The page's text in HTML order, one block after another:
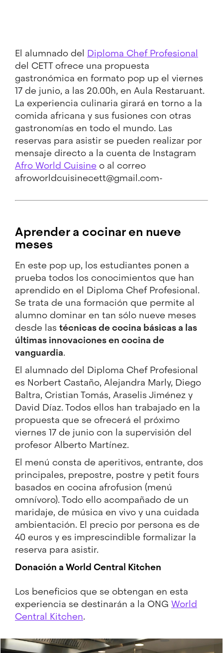
El alumnado del Diploma Chef Profesional
del CETT ofrece una propuesta
gastronómica en formato pop up el viernes
17 de junio, a las 20.00h, en Aula Restaruant.
La experiencia culinaria girará en torno a la
comida africana y sus fusiones con otras
gastronomías en todo el mundo. Las
reservas para asistir se pueden realizar por
mensaje directo a la cuenta de Instagram
Afro World Cuisine o al correo
afroworldcuisinecett@gmail.com-
Aprender a cocinar en nueve
meses
En este pop up, los estudiantes ponen a
prueba todos los conocimientos que han
aprendido en el Diploma Chef Profesional.
Se trata de una formación que permite al
alumno dominar en tan sólo nueve meses
desde las técnicas de cocina básicas a las
últimas innovaciones en cocina de
vanguardia.
El alumnado del Diploma Chef Profesional
es Norbert Castaño, Alejandra Marly, Diego
Baltra, Cristian Tomás, Araselis Jiménez y
David Díaz. Todos ellos han trabajado en la
propuesta que se ofrecerá el próximo
viernes 17 de junio con la supervisión del
profesor Alberto Martínez.
El menú consta de aperitivos, entrante, dos
principales, prepostre, postre y petit fours
basados en cocina afrofusion (menú
omnívoro). Todo ello acompañado de un
maridaje, de música en vivo y una cuidada
ambientación. El precio por persona es de
40 euros y es imprescindible formalizar la
reserva para asistir.
Donación a World Central Kitchen
Los beneficios que se obtengan en esta
experiencia se destinarán a la ONG World
Central Kitchen.